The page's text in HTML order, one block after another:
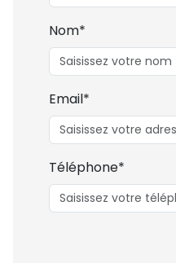
Nom*
Email*
Téléphone*